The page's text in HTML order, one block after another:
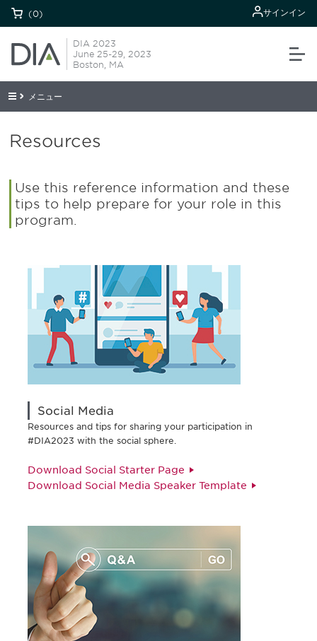
(0) サインイン
DIA 2023
June 25-29, 2023
Boston, MA
メニュー
Resources
Use this reference information and these
tips to help prepare for your role in this
program.
Social Media
Resources and tips for sharing your participation in
#DIA2023 with the social sphere.
Download Social Starter Page
Download Social Media Speaker Template